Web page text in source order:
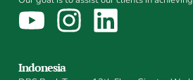
Indonesia